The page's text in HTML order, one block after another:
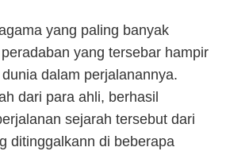
yang paling banyak
yang tersebar hampir
dalam perjalanannya.
dari para ahli, berhasil
sejarah tersebut dari
ditinggalkann di beberapa